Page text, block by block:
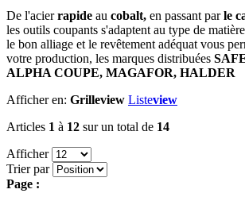
De l'acierrapide au cobalt, en passant parle
les outils coupants s'adaptent au type de
le bon alliage et le revêtement adéquat vous
votre production, les marques distribuées
ALPHA COUPE, MAGAFOR, HALDER
Afficher en: Grilleview Listeview
Articles 1 à 12 sur un total de 14
Afficher
Trier par
Page :